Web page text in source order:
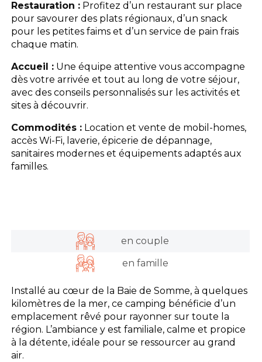
Les activités
Restauration : Profitez d’un restaurant sur place
pour savourer des plats régionaux, d’un snack
pour les petites faims et d’un service de pain frais
chaque matin.
Accueil : Une équipe attentive vous accompagne
dès votre arrivée et tout au long de votre séjour,
avec des conseils personnalisés sur les activités et
sites à découvrir.
Commodités : Location et vente de mobil-homes,
accès Wi-Fi, laverie, épicerie de dépannage,
sanitaires modernes et équipements adaptés aux
familles.
en couple
en famille
Installé au cœur de la Baie de Somme, à quelques
kilomètres de la mer, ce camping bénéficie d’un
emplacement rêvé pour rayonner sur toute la
région. L’ambiance y est familiale, calme et propice
à la détente, idéale pour se ressourcer au grand
air.